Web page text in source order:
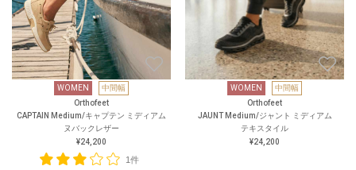
WOMEN
中間幅
Orthofeet
CAPTAIN Medium/キャプテン ミディアム
ヌバックレザー
¥24,200
1件
WOMEN
中間幅
Orthofeet
JAUNT Medium/ジャント ミディアム
テキスタイル
¥24,200